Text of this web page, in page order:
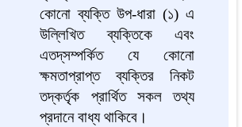
কোনো ব্যক্তি উপ-ধারা (১) এ
উল্লিখিত ব্যক্তিকে এবং
এতদ্‌সম্পর্কিত যে কোনো
ক্ষমতাপ্রাপ্ত ব্যক্তির নিকট
তদ্‌কর্তৃক প্রার্থিত সকল তথ্য
প্রদানে বাধ্য থাকিবে।